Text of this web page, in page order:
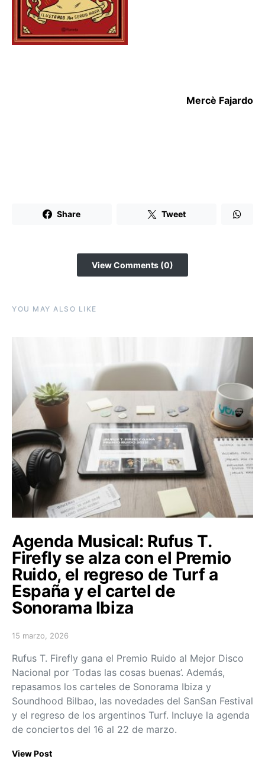
Mercè Fajardo
Share Tweet
View Comments (0)
YOU MAY ALSO LIKE
Agenda Musical: Rufus T.
Firefly se alza con el Premio
Ruido, el regreso de Turf a
España y el cartel de
Sonorama Ibiza
Posted on
15 marzo, 2026
Rufus T. Firefly gana el Premio Ruido al Mejor Disco
Nacional por ‘Todas las cosas buenas’. Además,
repasamos los carteles de Sonorama Ibiza y
Soundhood Bilbao, las novedades del SanSan Festival
y el regreso de los argentinos Turf. Incluye la agenda
de conciertos del 16 al 22 de marzo.
View Post